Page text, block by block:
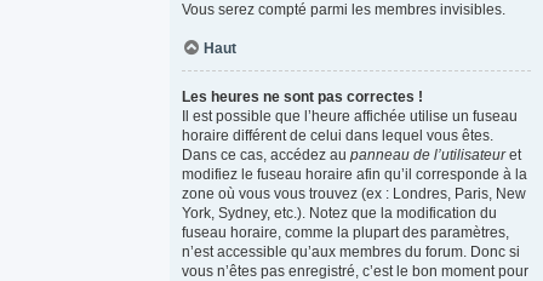
Vous serez compté parmi les membres invisibles.
Haut
Les heures ne sont pas correctes !
Il est possible que l’heure affichée utilise un fuseau
horaire différent de celui dans lequel vous êtes.
Dans ce cas, accédez au panneau de l’utilisateuret
modifiez le fuseau horaire afin qu’il corresponde à la
zone où vous vous trouvez (ex : Londres, Paris, New
York, Sydney, etc.). Notez que la modification du
fuseau horaire, comme la plupart des paramètres,
n’est accessible qu’aux membres du forum. Donc si
vous n’êtes pas enregistré, c’est le bon moment pour